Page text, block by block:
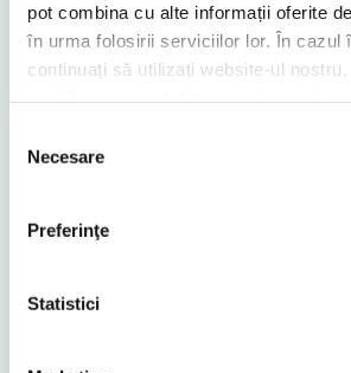
pot combina cu alte informații oferite
în urma folosirii serviciilor lor. În cazul
continuați să utilizați website-ul
consimțământului
Necesare
Preferinţe
Statistici
GREENFIELD Băneasadevine rapid
atractive cartiere rezidențiale din
comunitate în continuă creștere.
Această nouă etapă se desfășoară pe o
Prin această extindere, GREENFIELD